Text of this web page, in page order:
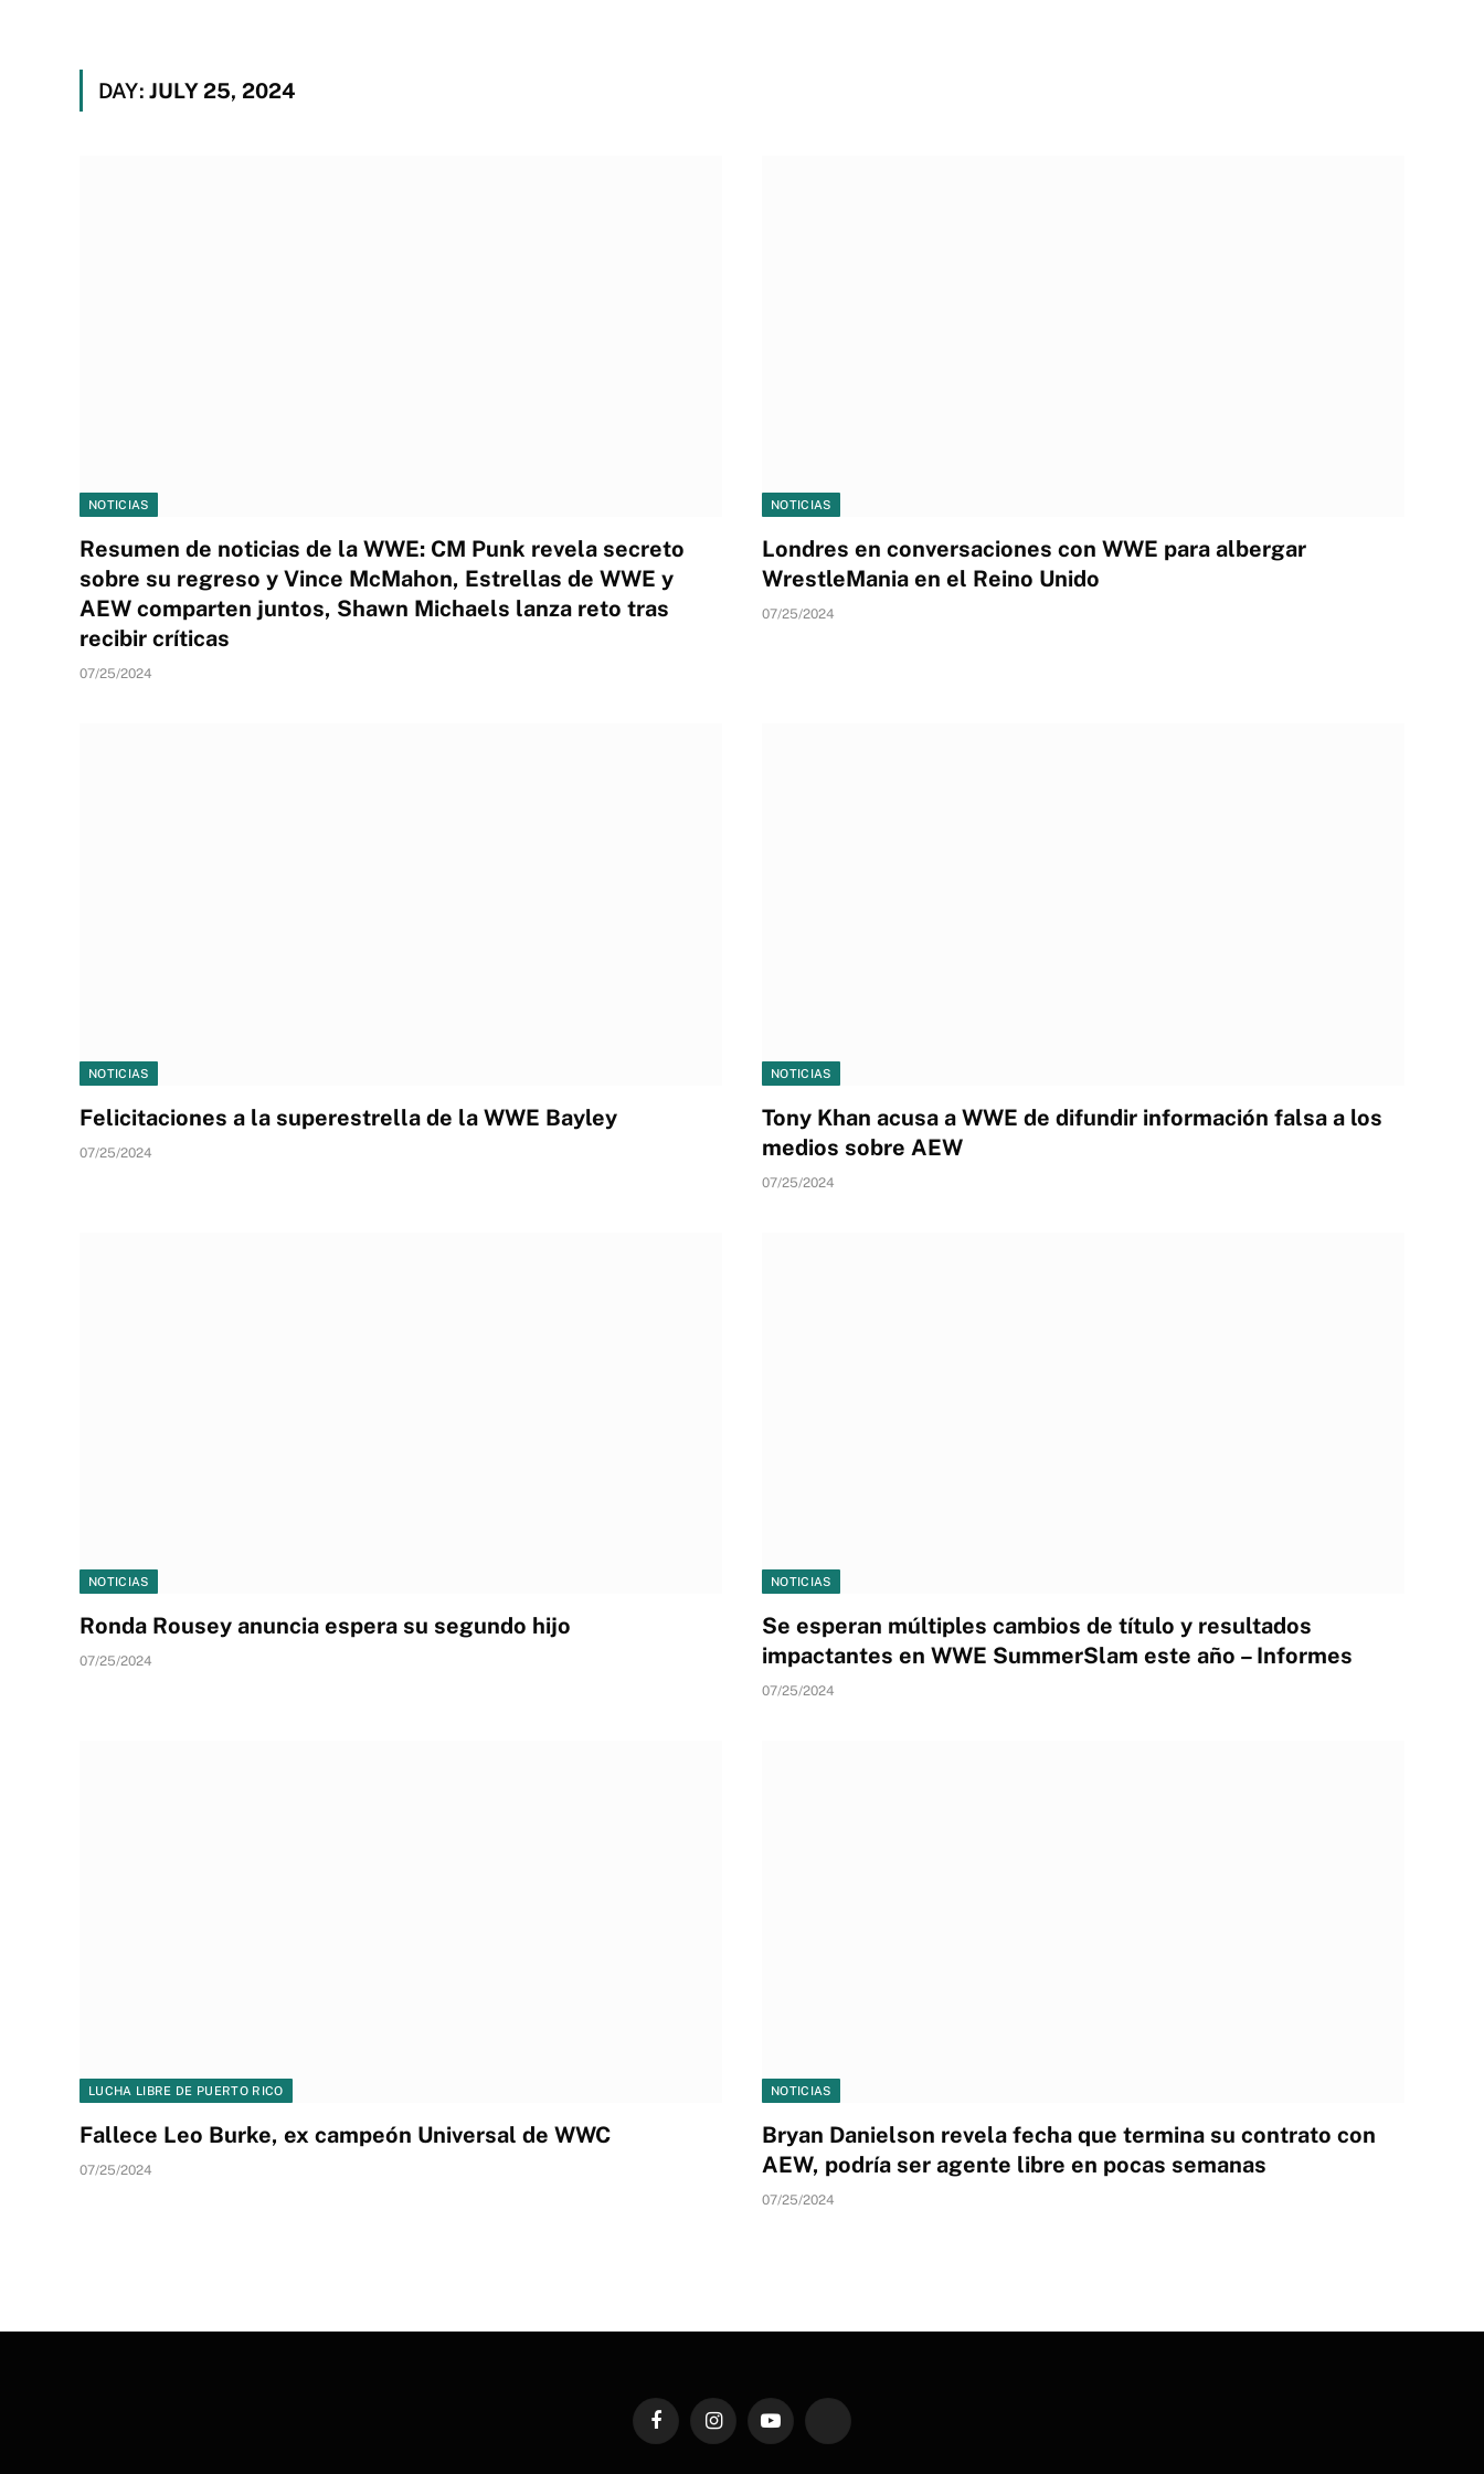
DAY: JULY 25, 2024
NOTICIAS
Resumen de noticias de la WWE: CM Punk revela secreto
sobre su regreso y Vince McMahon, Estrellas de WWE y
AEW comparten juntos, Shawn Michaels lanza reto tras
recibir críticas
07/25/2024
NOTICIAS
Londres en conversaciones con WWE para albergar
WrestleMania en el Reino Unido
07/25/2024
NOTICIAS
Felicitaciones a la superestrella de la WWE Bayley
07/25/2024
NOTICIAS
Tony Khan acusa a WWE de difundir información falsa a los
medios sobre AEW
07/25/2024
NOTICIAS
Ronda Rousey anuncia espera su segundo hijo
07/25/2024
NOTICIAS
Se esperan múltiples cambios de título y resultados
impactantes en WWE SummerSlam este año – Informes
07/25/2024
LUCHA LIBRE DE PUERTO RICO
Fallece Leo Burke, ex campeón Universal de WWC
07/25/2024
NOTICIAS
Bryan Danielson revela fecha que termina su contrato con
AEW, podría ser agente libre en pocas semanas
07/25/2024
FacebookInstagramYouTube TikTok